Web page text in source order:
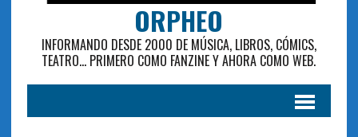
ORPHEO
INFORMANDO DESDE 2000 DE MÚSICA, LIBROS, CÓMICS,
TEATRO... PRIMERO COMO FANZINE Y AHORA COMO WEB.